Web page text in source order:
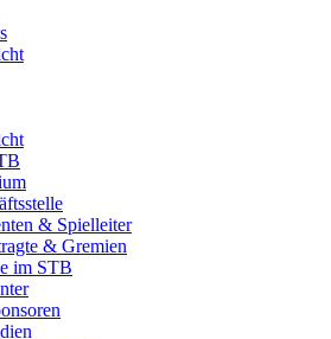
& Spielleiter
& Gremien
im STB